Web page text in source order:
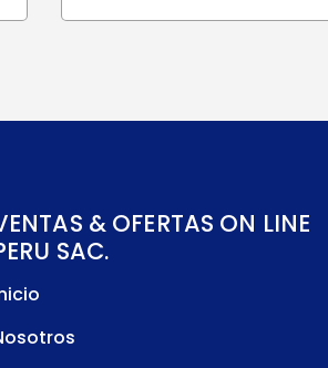
S/ 128.90.S/ 122.50.
& OFERTAS ON LINE
SAC.